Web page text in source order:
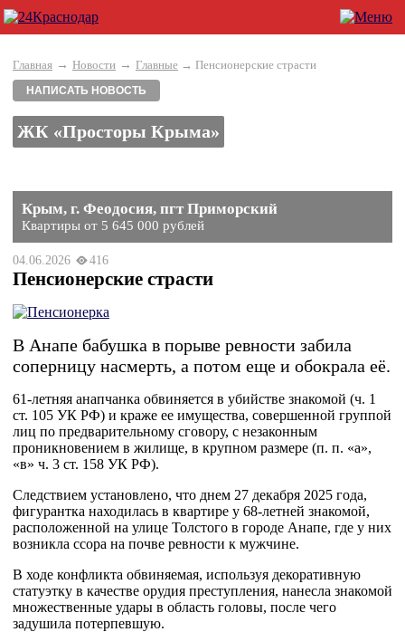
Главная → Новости → Главные → Пенсионерские страсти
НАПИСАТЬ НОВОСТЬ
ЖК «Просторы Крыма»
Крым, г. Феодосия, пгт Приморский
Квартиры от 5 645 000 рублей
04.06.2026 416
Пенсионерские страсти
В Анапе бабушка в порыве ревности забила
соперницу насмерть, а потом еще и обокрала её.
61-летняя анапчанка обвиняется в убийстве знакомой (ч. 1
ст. 105 УК РФ) и краже ее имущества, совершенной группой
лиц по предварительному сговору, с незаконным
проникновением в жилище, в крупном размере (п. п. «а»,
«в» ч. 3 ст. 158 УК РФ).
Следствием установлено, что днем 27 декабря 2025 года,
фигурантка находилась в квартире у 68-летней знакомой,
расположенной на улице Толстого в городе Анапе, где у них
возникла ссора на почве ревности к мужчине.
В ходе конфликта обвиняемая, используя декоративную
статуэтку в качестве орудия преступления, нанесла знакомой
множественные удары в область головы, после чего
задушила потерпевшую.